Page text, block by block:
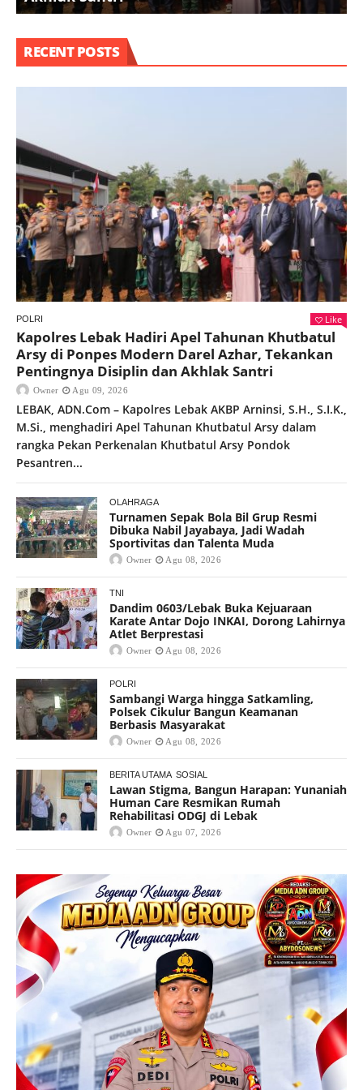
RECENT POSTS
POLRI Like
Kapolres Lebak Hadiri Apel Tahunan Khutbatul
Arsy di Ponpes Modern Darel Azhar, Tekankan
Pentingnya Disiplin dan Akhlak Santri
Owner Agu 09, 2026
LEBAK, ADN.Com – Kapolres Lebak AKBP Arninsi, S.H., S.I.K.,
M.Si., menghadiri Apel Tahunan Khutbatul Arsy dalam
rangka Pekan Perkenalan Khutbatul Arsy Pondok
Pesantren...
OLAHRAGA
Turnamen Sepak Bola Bil Grup Resmi
Dibuka Nabil Jayabaya, Jadi Wadah
Sportivitas dan Talenta Muda
Owner Agu 08, 2026
TNI
Dandim 0603/Lebak Buka Kejuaraan
Karate Antar Dojo INKAI, Dorong Lahirnya
Atlet Berprestasi
Owner Agu 08, 2026
POLRI
Sambangi Warga hingga Satkamling,
Polsek Cikulur Bangun Keamanan
Berbasis Masyarakat
Owner Agu 08, 2026
BERITA UTAMA SOSIAL
Lawan Stigma, Bangun Harapan: Yunaniah
Human Care Resmikan Rumah
Rehabilitasi ODGJ di Lebak
Owner Agu 07, 2026